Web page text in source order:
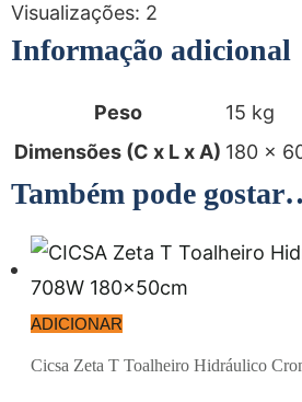
Visualizações: 2
Informação adicional
Peso
15 kg
Dimensões (C x L x A) 180 ×
Também pode
ADICIONAR
Cicsa Zeta T Toalheiro Hidráulico